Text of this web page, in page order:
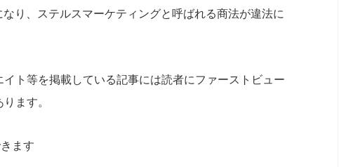
り、ステルスマーケティングと呼ばれる商法が違法に
ト等を掲載している記事には読者にファーストビュー
ます。
ます